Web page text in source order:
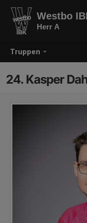
Truppen
Westbo
Herr A
24. Kasper